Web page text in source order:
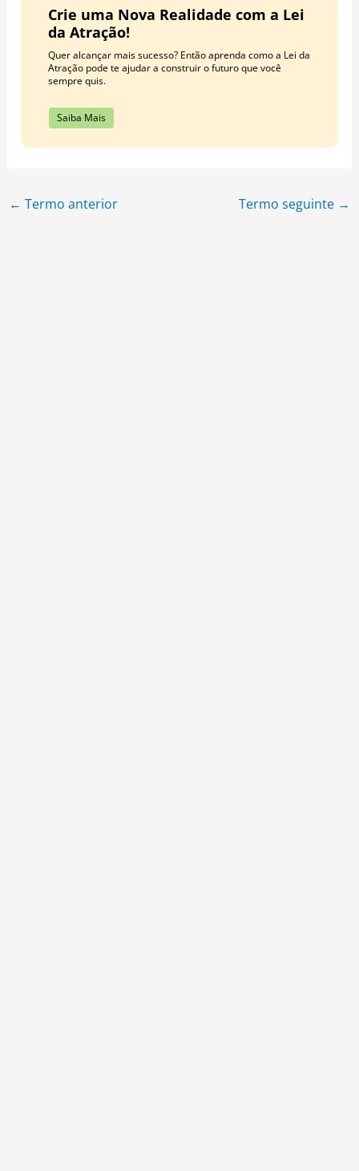
Crie uma Nova Realidade com a Lei
da Atração!
Quer alcançar mais sucesso? Então aprenda como a Lei da
Atração pode te ajudar a construir o futuro que você
sempre quis.
Saiba Mais
← Termo anterior Termo seguinte →